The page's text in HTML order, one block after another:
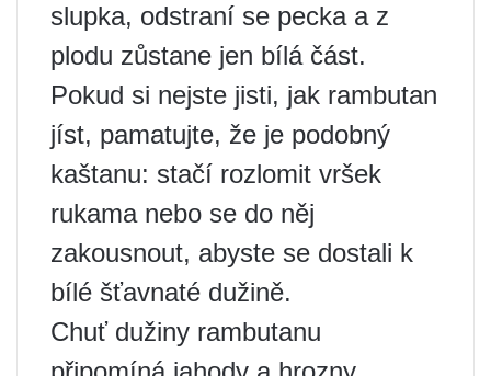
slupka, odstraní se pecka a z
plodu zůstane jen bílá část.
Pokud si nejste jisti, jak rambutan
jíst, pamatujte, že je podobný
kaštanu: stačí rozlomit vršek
rukama nebo se do něj
zakousnout, abyste se dostali k
bílé šťavnaté dužině.
Chuť dužiny rambutanu